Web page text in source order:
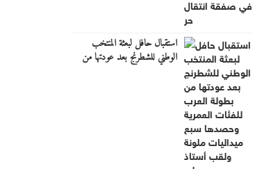
استقبال حافل لبعثة المنتخب
الوطني للشطرنج بعد عودتها من